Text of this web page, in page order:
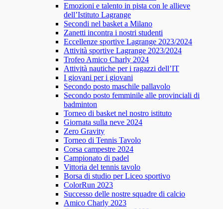
Emozioni e talento in pista con le allieve
dell’Istituto Lagrange
Secondi nel basket a Milano
Zanetti incontra i nostri studenti
Eccellenze sportive Lagrange 2023/2024
Attività sportive Lagrange 2023/2024
Trofeo Amico Charly 2024
Attività nautiche per i ragazzi dell’IT
I giovani per i giovani
Secondo posto maschile pallavolo
Secondo posto femminile alle provinciali di
badminton
Torneo di basket nel nostro istituto
Giornata sulla neve 2024
Zero Gravity
Torneo di Tennis Tavolo
Corsa campestre 2024
Campionato di padel
Vittoria del tennis tavolo
Borsa di studio per Liceo sportivo
ColorRun 2023
Successo delle nostre squadre di calcio
Amico Charly 2023